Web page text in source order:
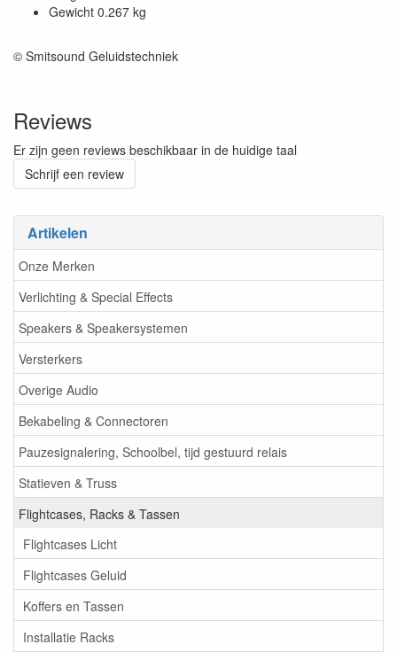
Artikelen
Onze Merken
Verlichting & Special Effects
Speakers & Speakersystemen
Versterkers
Overige Audio
Bekabeling & Connectoren
Pauzesignalering, Schoolbel, tijd gestuurd relais
Statieven & Truss
Flightcases, Racks & Tassen
Flightcases Licht
Flightcases Geluid
Koffers en Tassen
Installatie Racks
Gewicht 0.267 kg
© Smitsound Geluidstechniek
Reviews
Er zijn geen reviews beschikbaar in de huidige taal
Schrijf een review